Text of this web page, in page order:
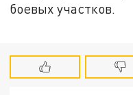
боевых участков.